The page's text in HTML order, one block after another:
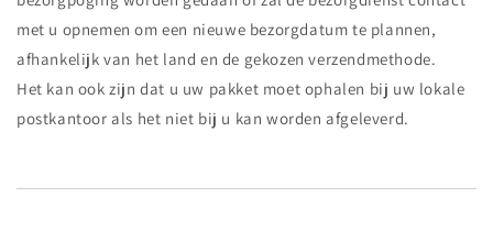
met u opnemen om een nieuwe bezorgdatum te plannen,
afhankelijk van het land en de gekozen verzendmethode.
Het kan ook zijn dat u uw pakket moet ophalen bij uw lokale
postkantoor als het niet bij u kan worden afgeleverd.